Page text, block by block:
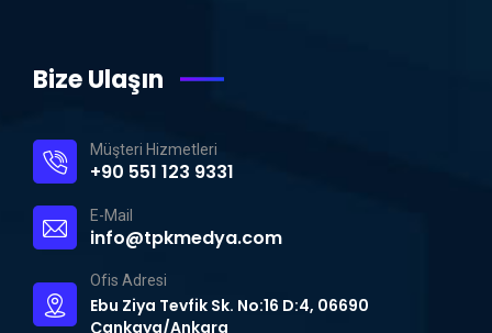
Bize Ulaşın
Müşteri Hizmetleri
+90 551 123 9331
E-Mail
info@tpkmedya.com
Ofis Adresi
Ebu Ziya Tevfik Sk. No:16 D:4, 06690
Çankaya/Ankara